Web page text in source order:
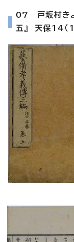
07 戸坂村き
五』 天保14（